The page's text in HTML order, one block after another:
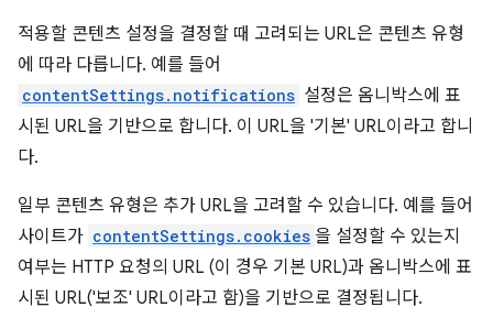
적용할 콘텐츠 설정을 결정할 때 고려되는 URL은 콘텐츠 유형
에 따라 다릅니다. 예를 들어
contentSettings.notifications 설정은 옴니박스에 표
시된 URL을 기반으로 합니다. 이 URL을 '기본' URL이라고 합니
다.
일부 콘텐츠 유형은 추가 URL을 고려할 수 있습니다. 예를 들어
사이트가 contentSettings.cookies 을 설정할 수 있는지
여부는 HTTP 요청의 URL (이 경우 기본 URL)과 옴니박스에 표
시된 URL('보조' URL이라고 함)을 기반으로 결정됩니다.